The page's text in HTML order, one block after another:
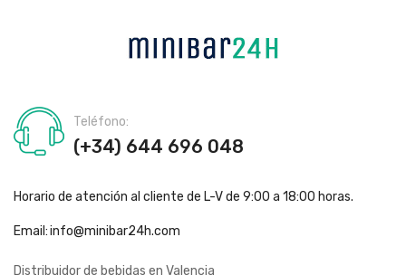
Teléfono:
(+34) 644 696 048
Horario de atención al cliente de L-V de 9:00 a 18:00 horas.
Email:info@minibar24h.com
Distribuidor de bebidas en Valencia